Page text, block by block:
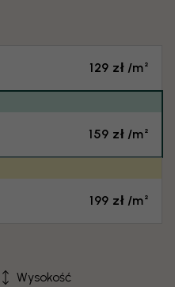
129 zł /m²
159 zł /m²
199 zł /m²
Wysokość